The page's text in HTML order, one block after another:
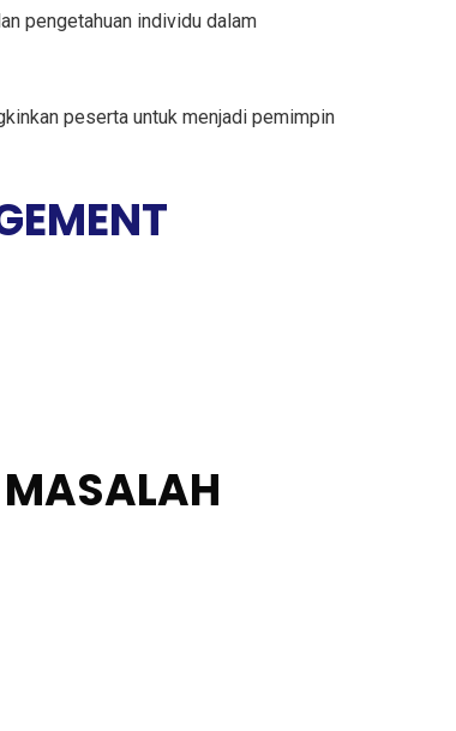
pengetahuan individu dalam
peserta untuk menjadi pemimpin